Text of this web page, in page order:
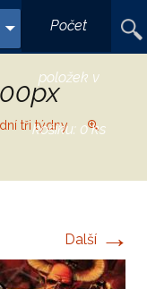
Počet
položek v
košíku: 0 ks
tři týdny
Další →